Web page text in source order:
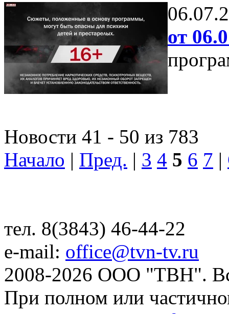
от
Новости 41 - 50 из 783
Начало | Пред. | 3 4 5 6 7 |
тел. 8(3843) 46-44-22
e-mail: office@tvn-tv.ru
2008-2026 ООО "ТВН".
При полном или